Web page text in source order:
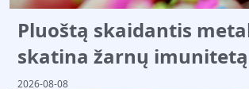
Pluoštą skaidantis
skatina žarnų imunitetą
2026-08-08